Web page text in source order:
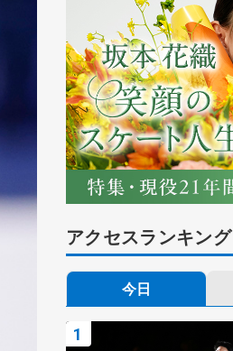
アクセスランキング
今日